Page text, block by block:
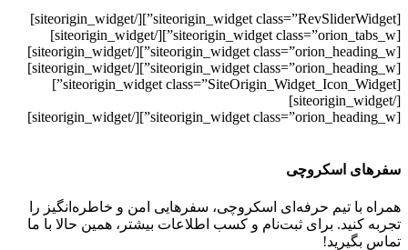
[siteorigin_widget class=”RevSliderWidget”]
[/siteorigin_widget]
[siteorigin_widget class=”orion_tabs_w”]
[/siteorigin_widget]
[siteorigin_widget class=”orion_heading_w”]
[/siteorigin_widget]
[siteorigin_widget class=”orion_heading_w”]
[/siteorigin_widget]
[siteorigin_widget class=”SiteOrigin_Widget_Icon_Widget”]
[/siteorigin_widget]
[siteorigin_widget class=”orion_heading_w”]
[/siteorigin_widget]
سفر‌های اسکروچی
همراه با تیم حرفه‌ای اسکروچی، سفرهایی امن و خاطره‌انگیز را
تجربه کنید. برای ثبت‌نام و کسب اطلاعات بیشتر، همین حالا با ما
تماس بگیرید!